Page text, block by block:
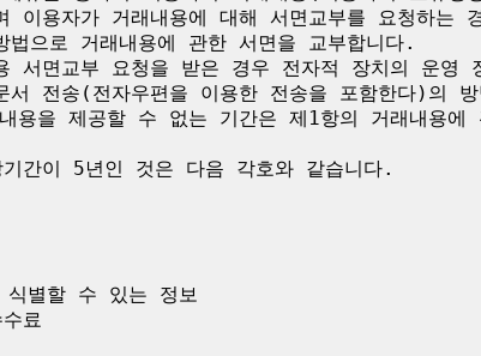
이용자가 거래내용에 대해 서면교부를 요청하는
으로 거래내용에 관한 서면을 교부합니다.
서면교부 요청을 받은 경우 전자적 장치의 운영
전송(전자우편을 이용한 전송을 포함한다)의
용을 제공할 수 없는 기간은 제1항의 거래내용에
간이 5년인 것은 다음 각호와 같습니다.
별할 수 있는 정보
료